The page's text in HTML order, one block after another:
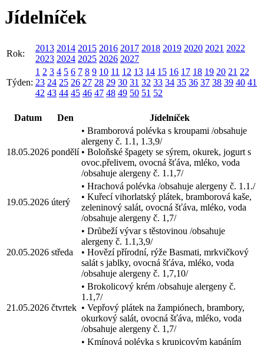
Jídelníček
Rok:
2013 2014 2015 2016 2017 2018 2019 2020 2021 2022
2023 2024 2025 2026 2027
Týden:
1 2 3 4 5 6 7 8 9 10 11 12 13 14 15 16 17 18 19 20 21 22
23 24 25 26 27 28 29 30 31 32 33 34 35 36 37 38 39 40 41
42 43 44 45 46 47 48 49 50 51 52
Datum Den Jídelníček
18.05.2026 pondělí
• Bramborová polévka s kroupami /obsahuje
alergeny č. 1.1, 1.3,9/
• Boloňské špagety se sýrem, okurek, jogurt s
ovoc.přelivem, ovocná šťáva, mléko, voda
/obsahuje alergeny č. 1.1,7/
19.05.2026 úterý
• Hrachová polévka /obsahuje alergeny č. 1.1./
• Kuřecí vihorlatský plátek, bramborová kaše,
zeleninový salát, ovocná šťáva, mléko, voda
/obsahuje alergeny č. 1,7/
20.05.2026 středa
• Drůbeží vývar s těstovinou /obsahuje
alergeny č. 1.1,3,9/
• Hovězí přírodní, rýže Basmati, mrkvičkový
salát s jablky, ovocná šťáva, mléko, voda
/obsahuje alergeny č. 1,7,10/
21.05.2026 čtvrtek
• Brokolicový krém /obsahuje alergeny č.
1.1,7/
• Vepřový plátek na žampiónech, brambory,
okurkový salát, ovocná šťáva, mléko, voda
/obsahuje alergeny č. 1,7/
• Kmínová polévka s krupicovým kapáním